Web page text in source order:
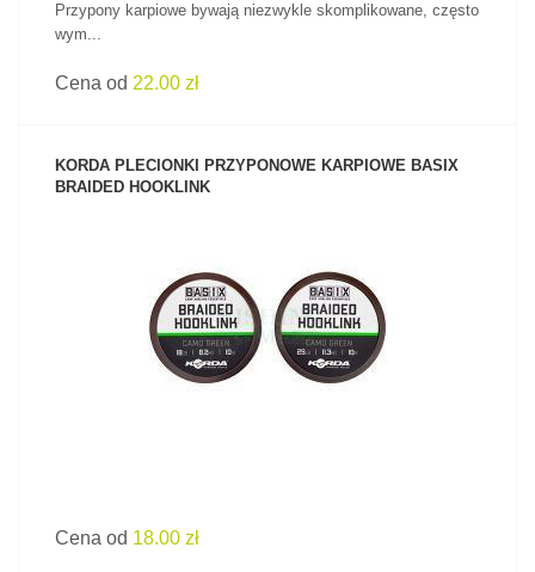
Przypony karpiowe bywają niezwykle skomplikowane, często
wym...
Cena od 22.00 zł
KORDA PLECIONKI PRZYPONOWE KARPIOWE BASIX
BRAIDED HOOKLINK
ZOBACZ PRODUKT
Cena od 18.00 zł